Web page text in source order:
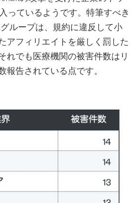
っているようです。特筆すべき
ループは、規約に違反して小
アフィリエイトを厳しく罰した
れでも医療機関の被害件数はリ
報告されている点です。